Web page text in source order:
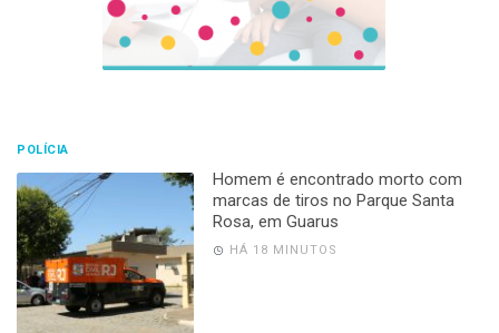
POLÍCIA
Homem é encontrado morto com
marcas de tiros no Parque Santa
Rosa, em Guarus
HÁ 18 MINUTOS